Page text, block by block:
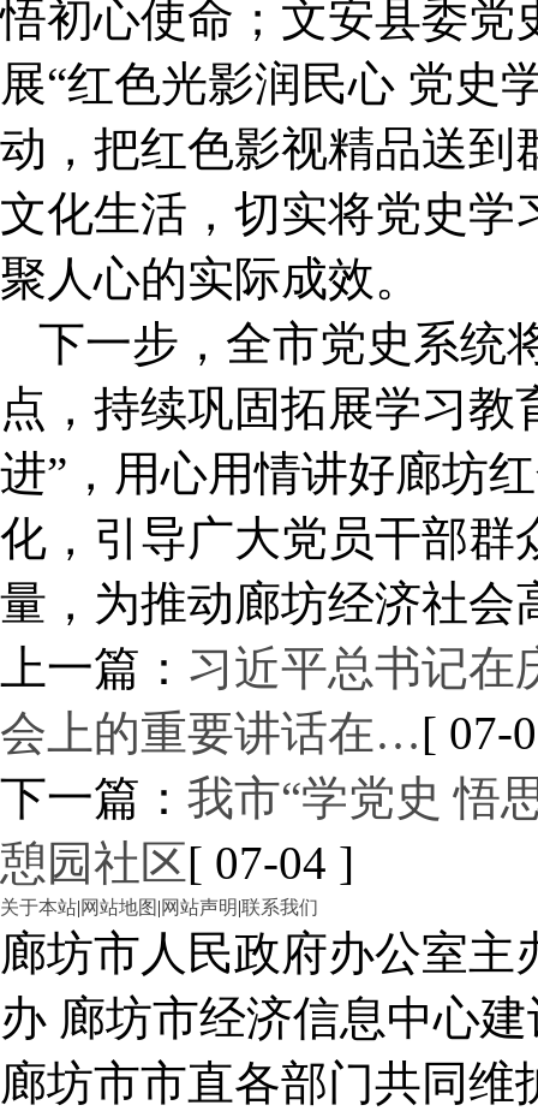
悟初心使命；文安县委党
展“红色光影润民心 党史
动，把红色影视精品送到
文化生活，切实将党史学
聚人心的实际成效。
下一步，全市党史系统
点，持续巩固拓展学习教
进”，用心用情讲好廊坊
化，引导广大党员干部群
量，为推动廊坊经济社会
上一篇： 习近平总书记在
会上的重要讲话在…[ 07-
下一篇： 我市“学党史 悟
憩园社区[ 07-04 ]
关于本站|网站地图 |网站声明|联系我们
廊坊市人民政府办公室
办 廊坊市经济信息中心建
廊坊市市直各部门共同